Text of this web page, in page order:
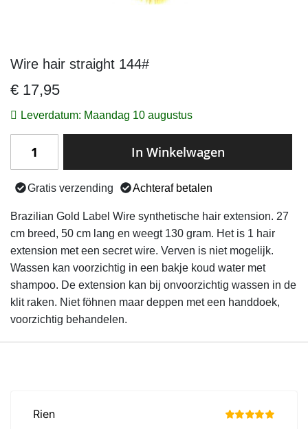
Ga
het
begin
Wire hair straight 144#
€ 17,95
Leverdatum: Maandag 10 augustus
In Winkelwagen
Gratis verzending Achteraf betalen
Brazilian Gold Label Wire synthetische hair extension. 27
cm breed, 50 cm lang en weegt 130 gram. Het is 1 hair
extension met een secret wire. Verven is niet mogelijk.
Wassen kan voorzichtig in een bakje koud water met
shampoo. De extension kan bij onvoorzichtig wassen in de
klit raken. Niet föhnen maar deppen met een handdoek,
voorzichtig behandelen.